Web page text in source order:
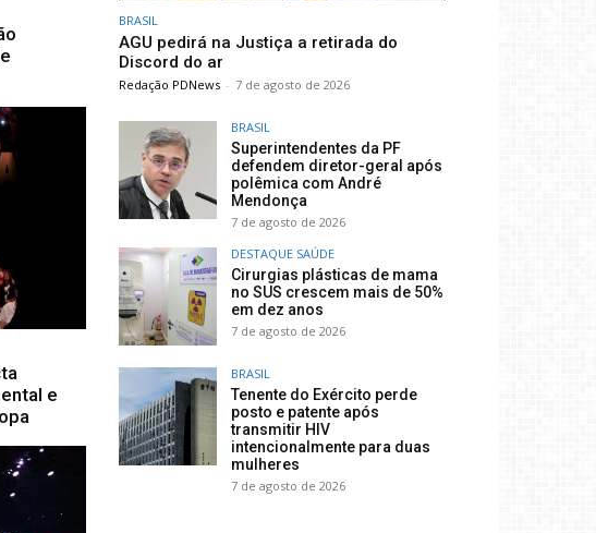
e
BRASIL
AGU pedirá na Justiça a retirada do
Discord do ar
Redação PDNews - 7 de agosto de 2026
BRASIL
Superintendentes da PF
defendem diretor-geral após
polêmica com André
Mendonça
7 de agosto de 2026
DESTAQUE SAÚDE
Cirurgias plásticas de mama
no SUS crescem mais de 50%
em dez anos
7 de agosto de 2026
BRASIL
Tenente do Exército perde
posto e patente após
transmitir HIV
intencionalmente para duas
mulheres
7 de agosto de 2026